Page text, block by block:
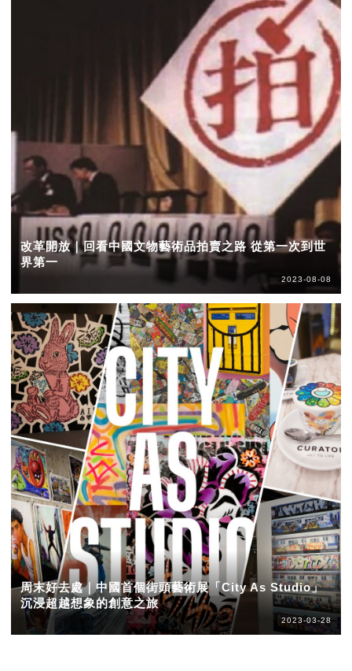
改革開放｜回看中國文物藝術品拍賣之路 從第一次到世
界第一
2023-08-08
周末好去處｜中國首個街頭藝術展「City As Studio」
沉浸超越想象的創意之旅
2023-03-28